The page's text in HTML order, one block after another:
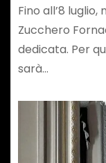
Fino all’8
Zucchero
dedicata. Per
sarà…